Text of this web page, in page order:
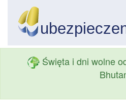
Święta i dni wolne